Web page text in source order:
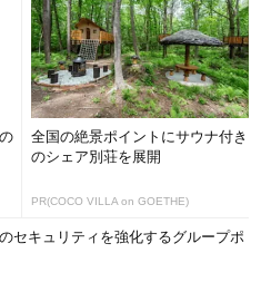
全国の絶景ポイントにサウナ付き
のシェア別荘を展開
PR(COCO VILLA on GOETHE)
セキュリティを強化するグループポ